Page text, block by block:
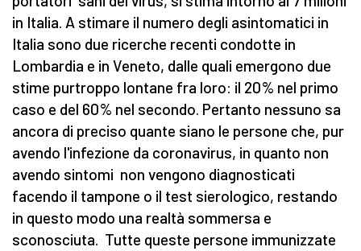
in Italia. A stimare il numero degli asintomatici in
Italia sono due ricerche recenti condotte in
Lombardia e in Veneto, dalle quali emergono due
stime purtroppo lontane fra loro: il 20% nel primo
caso e del 60% nel secondo. Pertanto nessuno sa
ancora di preciso quante siano le persone che, pur
avendo l'infezione da coronavirus, in quanto non
avendo sintomi non vengono diagnosticati
facendo il tampone o il test sierologico, restando
in questo modo una realtà sommersa e
sconosciuta. Tutte queste persone immunizzate